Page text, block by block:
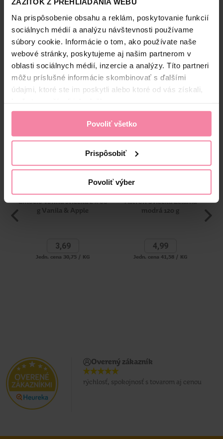
Na prispôsobenie obsahu a reklám, poskytovanie funkcií
sociálnych médií a analýzu návštevnosti používame
súbory cookie. Informácie o tom, ako používate naše
webové stránky, poskytujeme aj našim partnerom v
oblasti sociálnych médií, inzercie a analýzy. Títo partneri
môžu príslušné informácie skombinovať s ďalšími
údajmi, ktoré ste im poskytli alebo ktoré od vás získali,
Povoliť všetko
Prispôsobiť
Povoliť výber
Bezpečnosť a balenie
Zloženie
High-contrast mode
Alternatívne produkty
Emocio vonná sviečka 2 × 60
g Vanila & Apple
3,69
Jedn. cena 30,75 / KG
Astron Sviečka Želania
modrá 120 g
4,99
Jedn. cena 41,58 / KG
Q-
Overený zákazník
rýchlosť, spokojnosť s tovarom aj cenou